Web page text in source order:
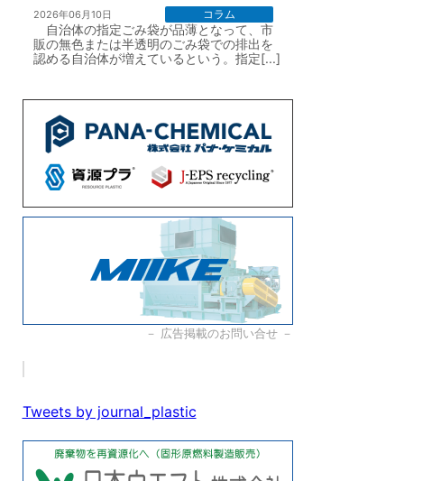
2026年06月10日 コラム
自治体の指定ごみ袋が品薄となって、市
販の無色または半透明のごみ袋での排出を
認める自治体が増えているという。指定[...]
－ 広告掲載のお問い合せ－
Tweets by journal_plastic